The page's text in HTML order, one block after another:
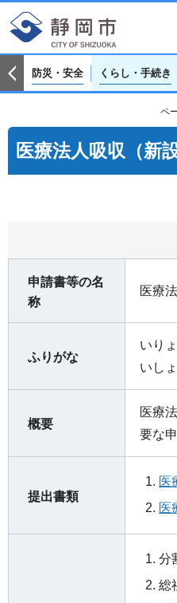
防災・安全 くらし・手続き
ペ
医療法人吸収（新
申請書等の名
称
医療
ふりがな
いり
いしょ
概要
医療
要な
提出書類
医
医
分
総